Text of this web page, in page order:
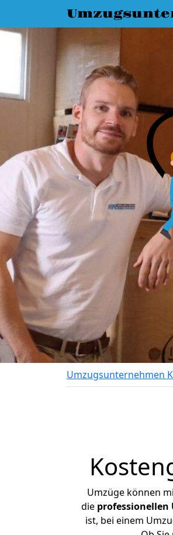
Umzugsunternehmen
Umzüge können
die professionellen
ist, bei einem